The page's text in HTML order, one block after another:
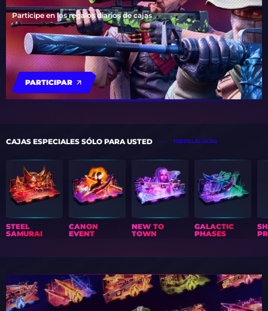
Participe en los regalos diarios de cajas
PARTICIPAR
CAJAS ESPECIALES SÓLO PARA USTED TODOS LAS CAJAS
STEEL
SAMURAI
CANON
EVENT
NEW TO
TOWN
GALACTIC
PHASES